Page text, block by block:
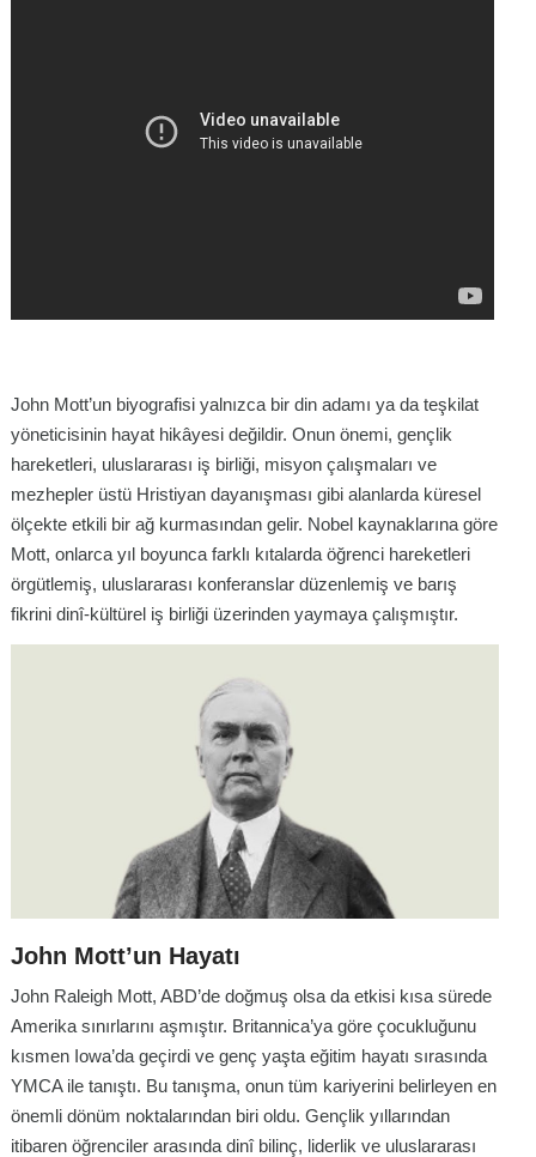
John Mott’un biyografisi yalnızca bir din adamı ya da teşkilat
yöneticisinin hayat hikâyesi değildir. Onun önemi, gençlik
hareketleri, uluslararası iş birliği, misyon çalışmaları ve
mezhepler üstü Hristiyan dayanışması gibi alanlarda küresel
ölçekte etkili bir ağ kurmasından gelir. Nobel kaynaklarına göre
Mott, onlarca yıl boyunca farklı kıtalarda öğrenci hareketleri
örgütlemiş, uluslararası konferanslar düzenlemiş ve barış
fikrini dinî-kültürel iş birliği üzerinden yaymaya çalışmıştır.
John Mott’un Hayatı
John Raleigh Mott, ABD’de doğmuş olsa da etkisi kısa sürede
Amerika sınırlarını aşmıştır. Britannica’ya göre çocukluğunu
kısmen Iowa’da geçirdi ve genç yaşta eğitim hayatı sırasında
YMCA ile tanıştı. Bu tanışma, onun tüm kariyerini belirleyen en
önemli dönüm noktalarından biri oldu. Gençlik yıllarından
itibaren öğrenciler arasında dinî bilinç, liderlik ve uluslararası